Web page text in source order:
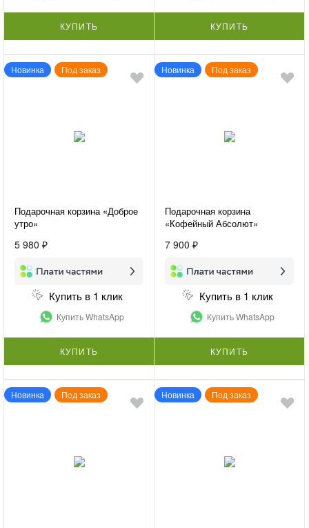
КУПИТЬ КУПИТЬ
Новинка Под заказ
Подарочная корзина «Доброе
утро»
5 980 ₽
Купить в 1 клик
Купить WhatsApp
КУПИТЬ
Новинка Под заказ
Подарочная корзина
«Кофейный Абсолют»
7 900 ₽
Купить в 1 клик
Купить WhatsApp
КУПИТЬ
Новинка Под заказ Новинка Под заказ